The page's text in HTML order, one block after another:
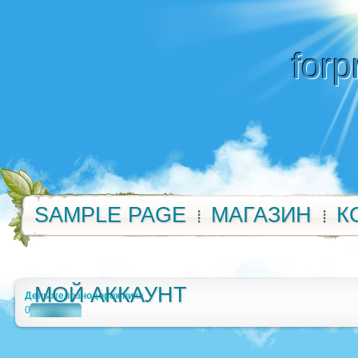
SAMPLE PAGE МАГАЗИН
МОЙ АККАУНТ
День железнодорожника
0